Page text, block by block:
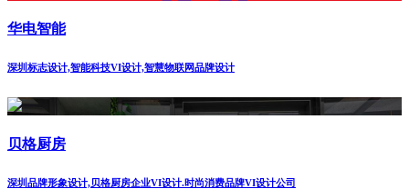
华电智能
深圳标志设计,智能科技VI设计,智慧物联网品牌设计
贝格厨房
深圳品牌形象设计,贝格厨房企业VI设计.时尚消费品牌VI设计公司